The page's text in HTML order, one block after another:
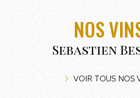
NOS
Sebastien
VOIR TOUS NOS